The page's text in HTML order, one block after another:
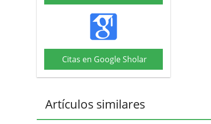
Citas en Google Sholar
Artículos similares